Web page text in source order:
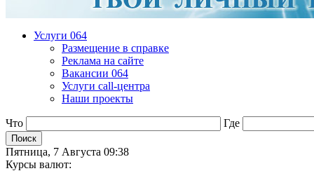
Услуги 064
Размещение в справке
Реклама на сайте
Вакансии 064
Услуги call-центра
Наши проекты
Что Где
Пятница, 7 Августа 09:38
Курсы валют: